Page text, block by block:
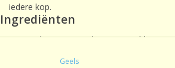
iedere kop.
Ingrediënten
Jasmijnthee (groene thee,
Geels